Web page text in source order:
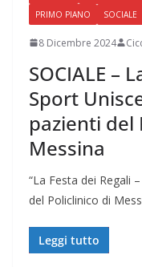
PRIMO PIANO
SOCIALE
8 Dicembre 2024
SOCIALE –
Sport
pazienti del
Messina
“La Festa dei Regali
del Policlinico di
Leggi tutto